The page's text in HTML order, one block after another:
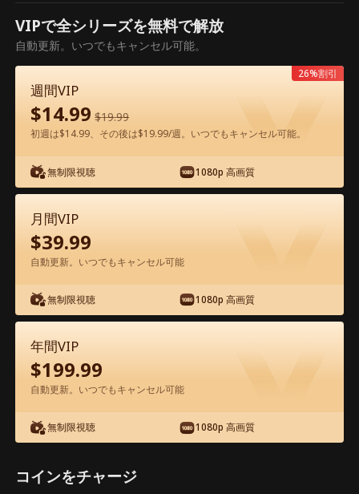
こちらは有料のエピソードです。視
聴いただくには解放が必要です。
アプリ内で無料視聴可能
エピソード34 - 君主、側室は再婚 映画フ
ル
0-49 50-99 100
34 37
VIPで全シリーズを無料で解放
自動更新。いつでもキャンセル可能。
週間VIP
$14.99 $19.99
初週は$14.99、その後は$19.99/週。いつでもキャンセル可能。
無制限視聴 1080p 高画質
26%割引
月間VIP
$39.99
自動更新。いつでもキャンセル可能
無制限視聴 1080p 高画質
年間VIP
$199.99
自動更新。いつでもキャンセル可能
無制限視聴 1080p 高画質
コインをチャージ